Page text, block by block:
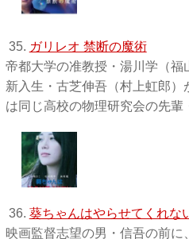
35. ガリレオ 禁断の魔術
帝都大学の准教授・湯川学（
新入生・古芝伸吾（村上虹郎
は同じ高校の物理研究会の先輩
36. 葵ちゃんはやらせてくれな
映画監督志望の男・信吾の前